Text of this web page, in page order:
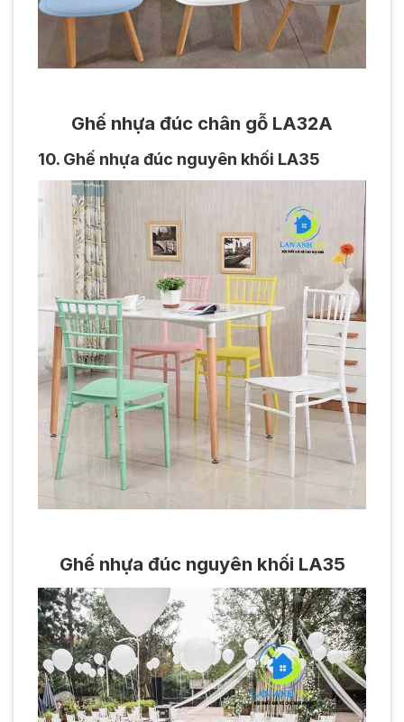
Ghế nhựa đúc chân gỗ LA32A
10. Ghế nhựa đúc nguyên khối LA35
Ghế nhựa đúc nguyên khối LA35